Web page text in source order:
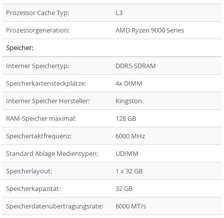
Prozessor Cache Typ:
L3
Prozessorgeneration:
AMD Ryzen 9000 Series
Speicher:
Interner Speichertyp:
DDR5-SDRAM
Speicherkartensteckplätze:
4x DIMM
Interner Speicher Hersteller:
Kingston
RAM-Speicher maximal:
128 GB
Speichertaktfrequenz:
6000 MHz
Standard Ablage Medientypen:
UDIMM
Speicherlayout:
1 x 32 GB
Speicherkapazität:
32 GB
Speicherdatenübertragungsrate:
6000 MT/s